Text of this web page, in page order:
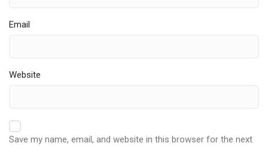
Email
Website
Save my name, email, and website in this browser for the next